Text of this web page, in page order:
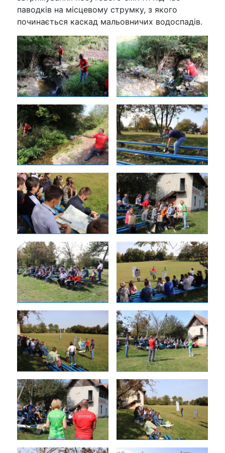
паводків на місцевому струмку, з якого
починається каскад мальовничих водоспадів.